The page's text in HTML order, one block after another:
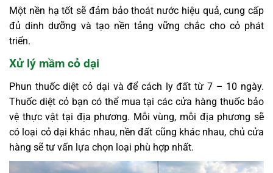
Một nền hạ tốt sẽ đảm bảo thoát nước hiệu quả, cung cấp
đủ dinh dưỡng và tạo nền tảng vững chắc cho cỏ phát
triển.
Xử lý mầm cỏ dại
Phun thuốc diệt cỏ dại và để cách ly đất từ 7 – 10 ngày.
Thuốc diệt cỏ bạn có thể mua tại các cửa hàng thuốc bảo
vệ thực vật tại địa phương. Mỗi vùng, mỗi địa phương sẽ
có loại cỏ dại khác nhau, nền đất cũng khác nhau, chủ cửa
hàng sẽ tư vấn lựa chọn loại phù hợp nhất.